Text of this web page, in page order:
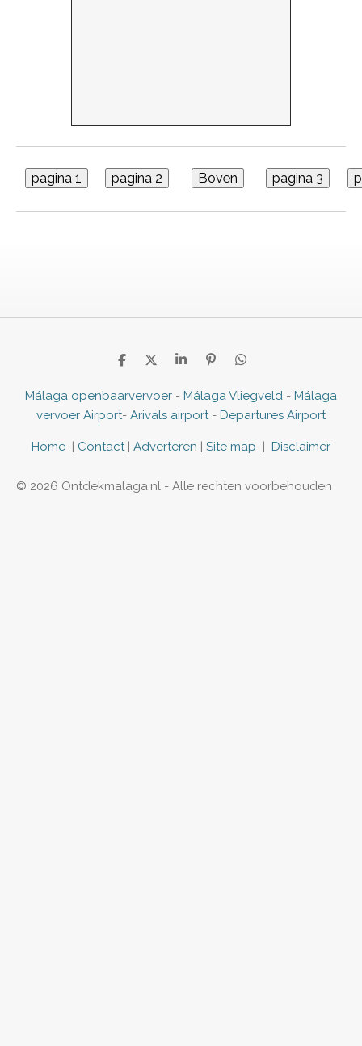
D
l
n
D
e
S
a
e
P
n
n
e
D
l
n
Málaga openbaarvervoer - Málaga Vliegveld - Málaga
vervoer Airport- Arivals airport- Departures Airport
Home | Contact| Adverteren | Site map | Disclaimer
© 2026 Ontdekmalaga.nl - Alle rechten voorbehouden